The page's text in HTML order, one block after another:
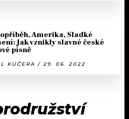
Amerika, Sladké
Jak vznikly slavné české
písně
KUČERA / 29. 06. 2022